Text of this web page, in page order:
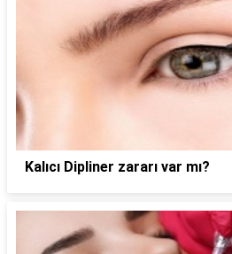
Kalıcı Dipliner zararı var mı?